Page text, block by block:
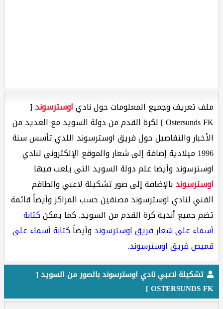
ملف تعريف وجميع المعلومات حول نادياوسترسوند[
Ostersunds FK ] لكرة القدم من دولة السويد مع العديد من
الأخبار والتفاصيل حول فريق اوسترسوند اللذي تأسس سنة
1996 ميلادية إضافة إلى شعار والموقع الإلكتروني لنادي
اوسترسوند وأيضا علم دولة السويد التى يلعب فيها
اوسترسوندبالإضافة إلى صور تشكيلة لاعبي والطاقم
الفني لنادي اوسترسوند مصنفين حسب المراكز وأيضاً قائمة
تضم جميع أندية كرة القدم من السويد. كما يمكنكتابة
أسماء على شعار فريق اوسترسوندوأيضاًكتابة أسماء على
قميص فريق اوسترسوند.
تشكيلة لاعبي نادي اوسترسوند بالصور من السويد [
OSTERSUNDS FK ]